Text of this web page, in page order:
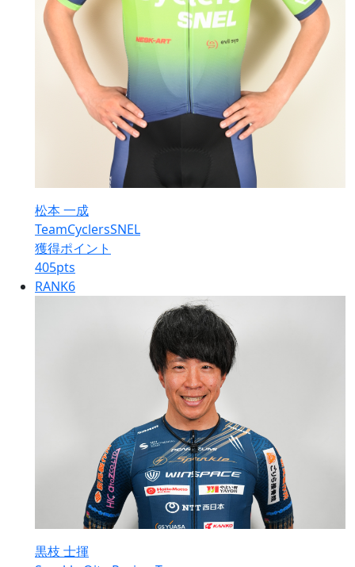
松本 一成
TeamCyclersSNEL
獲得ポイント
405pts
RANK6
黒枝 士揮